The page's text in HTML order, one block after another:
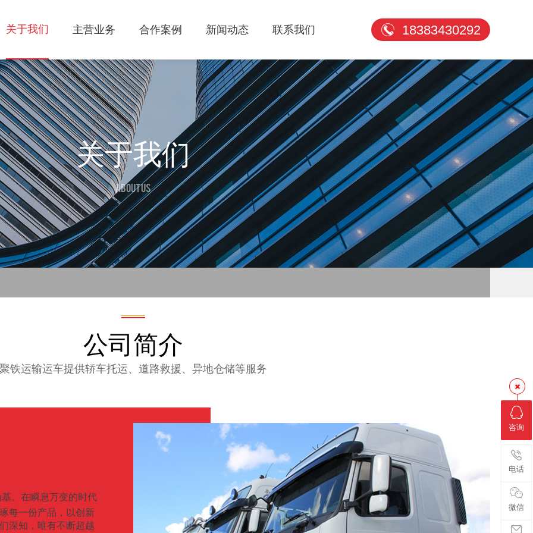
关于我们 主营业务 合作案例 新闻动态 联系我们 18383430292
关于我们
ABOUT US
公司简介
聚铁运输运车提供轿车托运、道路救援、异地仓储等服务
。在瞬息万变的时代
每一份产品，以创新
深知，唯有不断超越
咨询
电话
微信